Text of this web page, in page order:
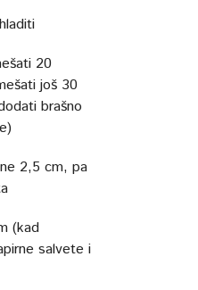
20
još 30
brašno
2,5 cm, pa
(kad
salvete i